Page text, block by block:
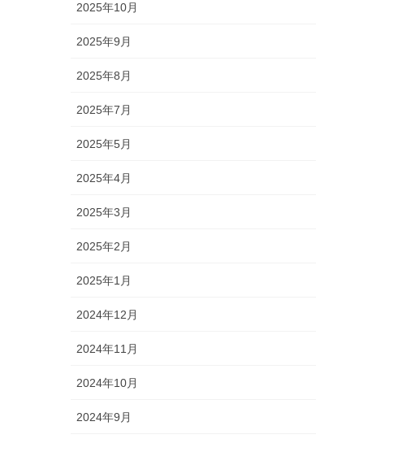
2025年10月
2025年9月
2025年8月
2025年7月
2025年5月
2025年4月
2025年3月
2025年2月
2025年1月
2024年12月
2024年11月
2024年10月
2024年9月